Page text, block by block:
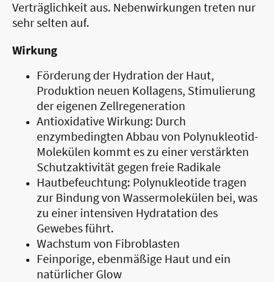
Verträglichkeit aus. Nebenwirkungen treten nur
sehr selten auf.
Wirkung
Förderung der Hydration der Haut,
Produktion neuen Kollagens, Stimulierung
der eigenen Zellregeneration
Antioxidative Wirkung: Durch
enzymbedingten Abbau von Polynukleotid-
Molekülen kommt es zu einer verstärkten
Schutzaktivität gegen freie Radikale
Hautbefeuchtung: Polynukleotide tragen
zur Bindung von Wassermolekülen bei, was
zu einer intensiven Hydratation des
Gewebes führt.
Wachstum von Fibroblasten
Feinporige, ebenmäßige Haut und ein
natürlicher Glow